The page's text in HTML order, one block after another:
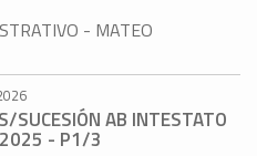
- MATEO
SUCESIÓN AB INTESTATO
- P1/3